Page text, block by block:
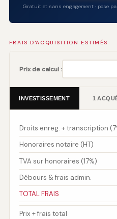
Gratuit et sans engagement · pose
FRAIS D'ACQUISITION ESTIMÉS
Prix de calcul :
INVESTISSEMENT 1
Droits enreg. + transcription
Honoraires notaire (HT)
TVA sur honoraires (17%)
Débours & frais admin.
TOTAL FRAIS
Prix + frais total